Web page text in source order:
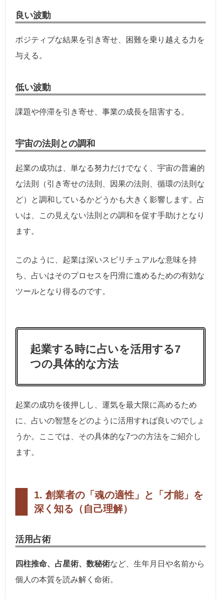
良い波動
ポジティブな結果を引き寄せ、困難を乗り越える力を
与える。
低い波動
課題や停滞を引き寄せ、事業の成長を阻害する。
宇宙の法則との調和
起業の成功は、単なる努力だけでなく、宇宙の普遍的
な法則（引き寄せの法則、因果の法則、循環の法則な
ど）と調和しているかどうかも大きく影響します。占
いは、この見えない法則との調和を促す手助けとなり
ます。
このように、起業は深いスピリチュアルな意味を持
ち、占いはそのプロセスを円滑に進めるための有効な
ツールとなり得るのです。
起業する時に占いを活用する7
つの具体的な方法
起業の成功を後押しし、運気を最大限に高めるため
に、占いの智慧をどのように活用すれば良いのでしょ
うか。ここでは、その具体的な7つの方法をご紹介し
ます。
1. 創業者の「魂の適性」と「才能」を
深く知る（自己理解）
活用占術
四柱推命、占星術、数秘術など、生年月日や名前から
個人の本質を読み解く命術。